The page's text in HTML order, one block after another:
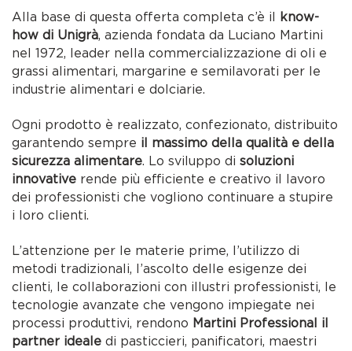
Alla base di questa offerta completa c’è il know-
how di Unigrà, azienda fondata da Luciano Martini
nel 1972, leader nella commercializzazione di oli e
grassi alimentari, margarine e semilavorati per le
industrie alimentari e dolciarie.
Ogni prodotto è realizzato, confezionato, distribuito
garantendo sempre il massimo della qualità e della
sicurezza alimentare. Lo sviluppo disoluzioni
innovative rende più efficiente e creativo il lavoro
dei professionisti che vogliono continuare a stupire
i loro clienti.
L’attenzione per le materie prime, l’utilizzo di
metodi tradizionali, l’ascolto delle esigenze dei
clienti, le collaborazioni con illustri professionisti, le
tecnologie avanzate che vengono impiegate nei
processi produttivi, rendono Martini Professional il
partner ideale di pasticcieri, panificatori, maestri